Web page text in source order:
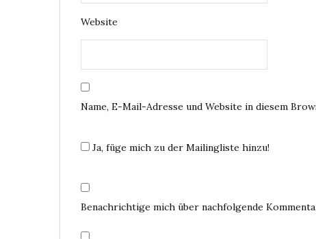
Website
Name, E-Mail-Adresse und Website in diesem
Ja, füge mich zu der Mailingliste hinzu!
Benachrichtige mich über nachfolgende